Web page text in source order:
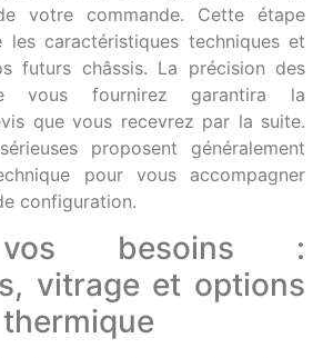
votre commande. Cette étape
les caractéristiques techniques et
futurs châssis. La précision des
vous fournirez garantira la
que vous recevrez par la suite.
proposent généralement
pour vous accompagner
configuration.
besoins :
vitrage et options